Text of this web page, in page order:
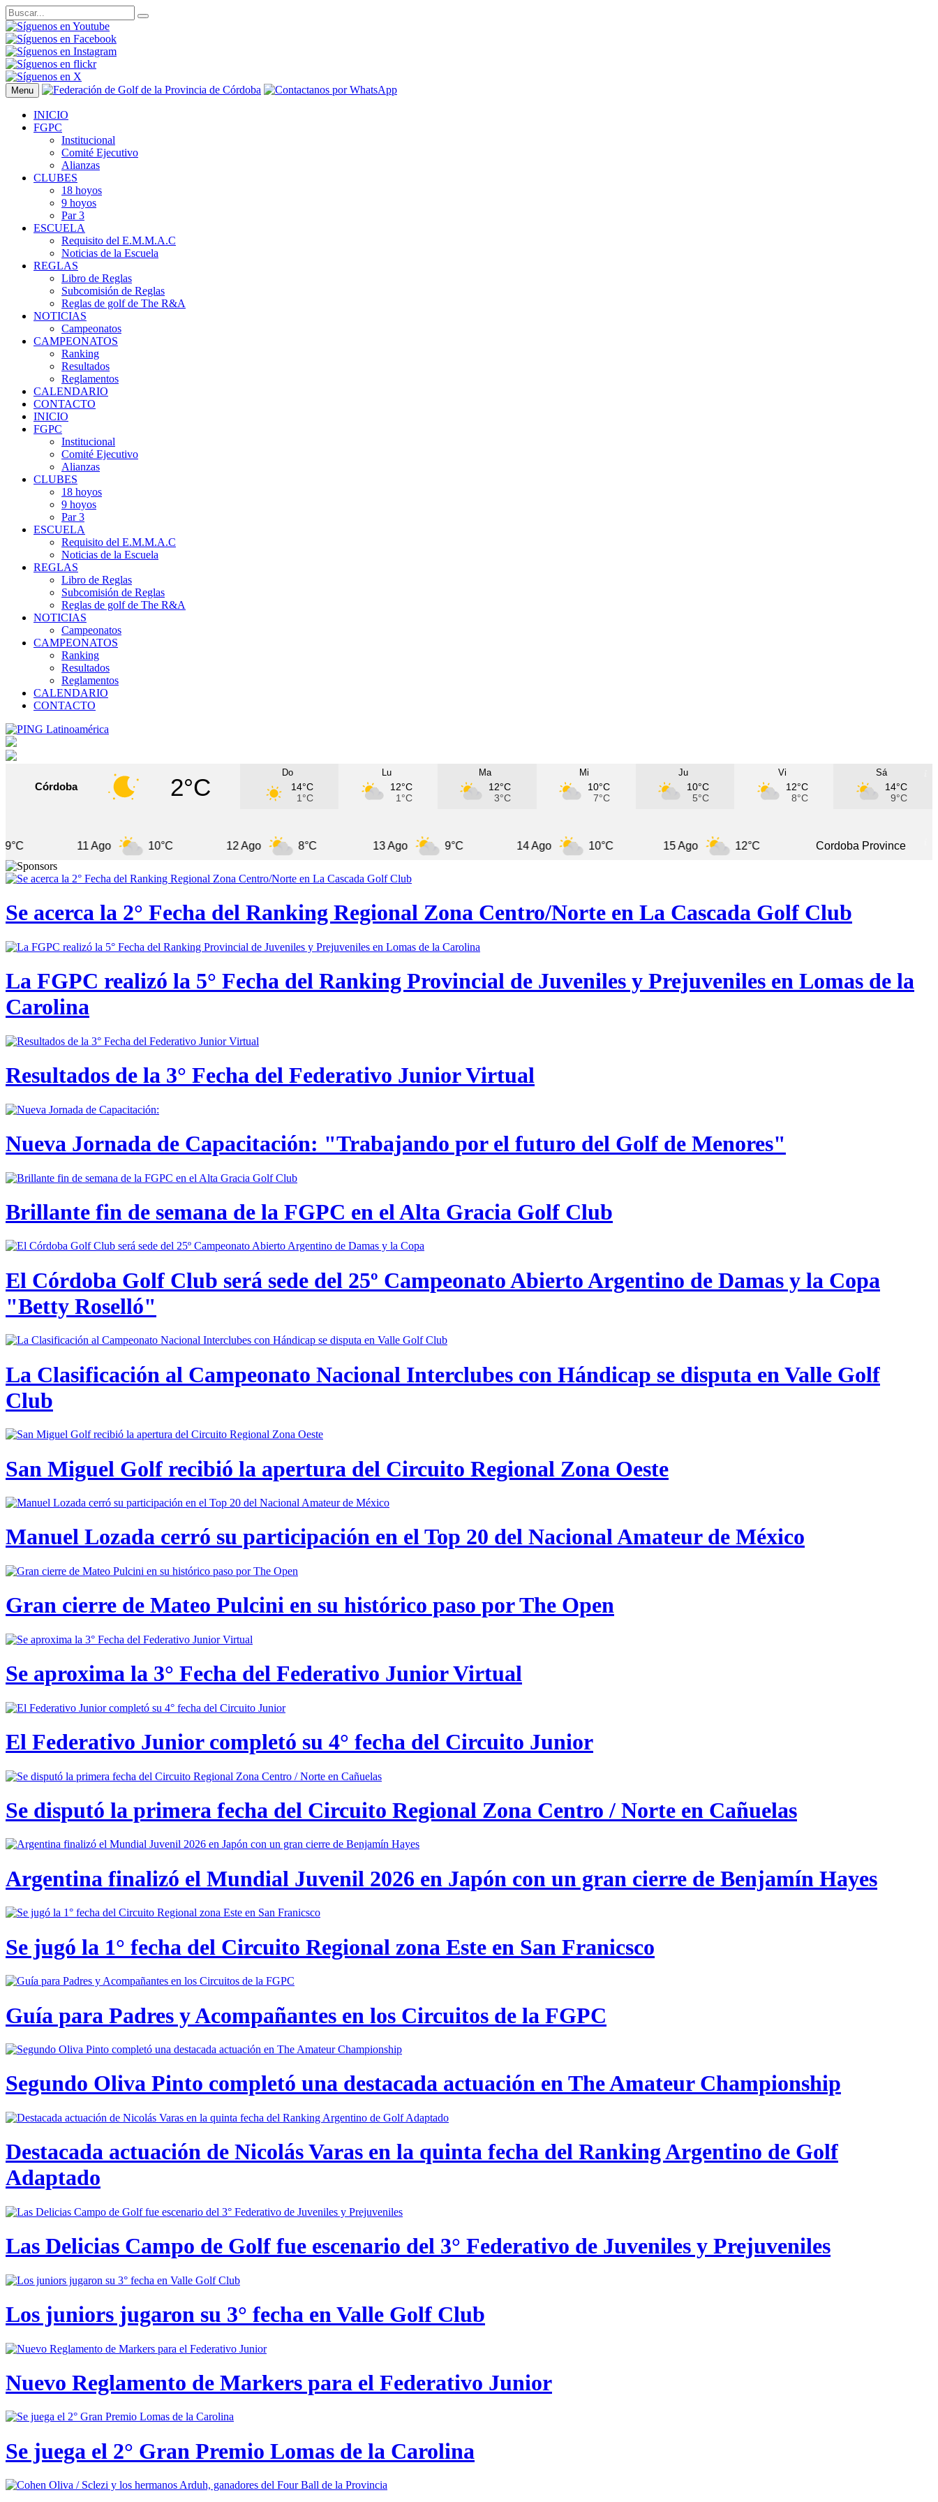
Menu
INICIO
FGPC
Institucional
Comité Ejecutivo
Alianzas
CLUBES
18 hoyos
9 hoyos
Par 3
ESCUELA
Requisito del E.M.M.A.C
Noticias de la Escuela
REGLAS
Libro de Reglas
Subcomisión de Reglas
Reglas de golf de The R&A
NOTICIAS
Campeonatos
CAMPEONATOS
Ranking
Resultados
Reglamentos
CALENDARIO
CONTACTO
INICIO
FGPC
Institucional
Comité Ejecutivo
Alianzas
CLUBES
18 hoyos
9 hoyos
Par 3
ESCUELA
Requisito del E.M.M.A.C
Noticias de la Escuela
REGLAS
Libro de Reglas
Subcomisión de Reglas
Reglas de golf de The R&A
NOTICIAS
Campeonatos
CAMPEONATOS
Ranking
Resultados
Reglamentos
CALENDARIO
CONTACTO
Córdoba 2°C
Do
14°C
1°C
Lu
12°C
1°C
Ma
12°C
3°C
Mi
10°C
7°C
Ju
10°C
5°C
Vi
12°C
8°C
Sá
14°C
9°C
10°C 8°C 9°C 10°C 12°C Cordoba Province
Se acerca la 2° Fecha del Ranking Regional Zona Centro/Norte en La Cascada Golf Club
La FGPC realizó la 5° Fecha del Ranking Provincial de Juveniles y Prejuveniles en Lomas de la
Carolina
Resultados de la 3° Fecha del Federativo Junior Virtual
Nueva Jornada de Capacitación: "Trabajando por el futuro del Golf de Menores"
Brillante fin de semana de la FGPC en el Alta Gracia Golf Club
El Córdoba Golf Club será sede del 25º Campeonato Abierto Argentino de Damas y la Copa
"Betty Roselló"
La Clasificación al Campeonato Nacional Interclubes con Hándicap se disputa en Valle Golf
Club
San Miguel Golf recibió la apertura del Circuito Regional Zona Oeste
Manuel Lozada cerró su participación en el Top 20 del Nacional Amateur de México
Gran cierre de Mateo Pulcini en su histórico paso por The Open
Se aproxima la 3° Fecha del Federativo Junior Virtual
El Federativo Junior completó su 4° fecha del Circuito Junior
Se disputó la primera fecha del Circuito Regional Zona Centro / Norte en Cañuelas
Argentina finalizó el Mundial Juvenil 2026 en Japón con un gran cierre de Benjamín Hayes
Se jugó la 1° fecha del Circuito Regional zona Este en San Franicsco
Guía para Padres y Acompañantes en los Circuitos de la FGPC
Segundo Oliva Pinto completó una destacada actuación en The Amateur Championship
Destacada actuación de Nicolás Varas en la quinta fecha del Ranking Argentino de Golf
Adaptado
Las Delicias Campo de Golf fue escenario del 3° Federativo de Juveniles y Prejuveniles
Los juniors jugaron su 3° fecha en Valle Golf Club
Nuevo Reglamento de Markers para el Federativo Junior
Se juega el 2° Gran Premio Lomas de la Carolina